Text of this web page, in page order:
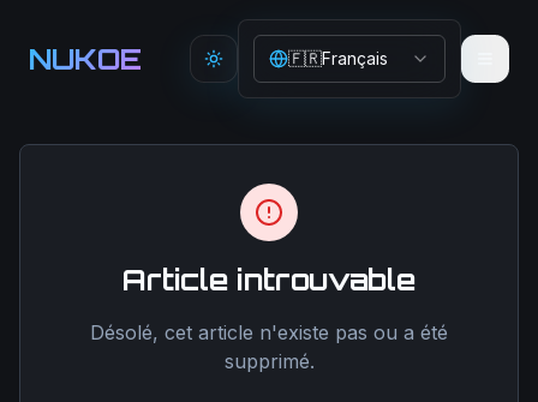
NUKOE Toggle theme
🇫🇷Français
Article introuvable
Désolé, cet article n'existe pas ou a été
supprimé.